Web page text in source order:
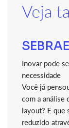
Veja
Inovar pode
necessidade
Você já
com a análise
layout? E que
reduzido